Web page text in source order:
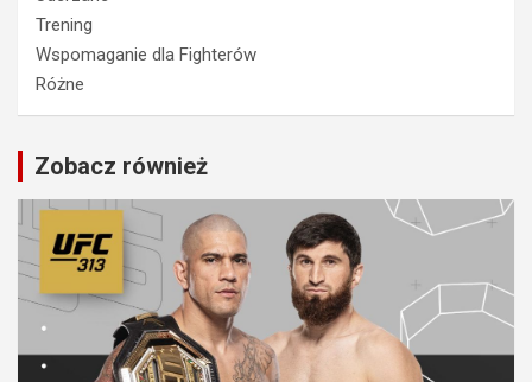
Trening
Wspomaganie dla Fighterów
Różne
Zobacz również